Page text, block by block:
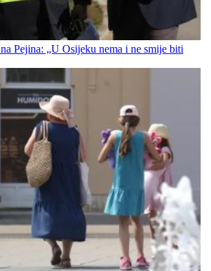
Pejina: „U Osijeku nema i ne smije biti